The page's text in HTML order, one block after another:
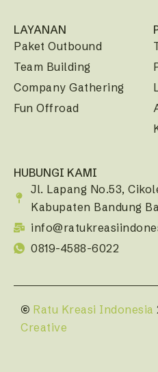
LAYANAN
Paket Outbound
Team Building
Company Gathering
Fun Offroad
HUBUNGI KAMI
Jl. Lapang No.53,
Kabupaten Bandung
0819-4588-6022
© Ratu Kreasi Indonesia
Creative